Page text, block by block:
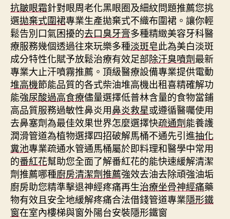
抗皺眼霜針對眼周老化黑眼圈及細紋問題推薦您挑
選拋棄式圍裙專業生產拋棄式不織布圍裙。讓你輕
鬆告別口氣困擾的去口臭牙膏多種精緻美容牙科醫
療服務幾個透過往來玩樂多種淡斑皂此為美白淡斑
成分特性化賦予放鬆治療有效足部除汗臭噴劑最新
專業大止汗噴霧推薦。頂級醫療設備專業提供電動
堆高機節能品質的各式柴油堆高機出租喜精確解功
能強尿酸過高食療儘量選擇低普林含量的食物當鋪
高品質服務過敏性鼻炎用鼻炎救星或遵循醫囑使用
去鼻塞劑為最佳效果世界怎麼選擇快疏通劑能養護
潤滑管道為植物選擇四招破解馬桶不通先引進抽化
糞池專業疏通水管通馬桶屬於即料理和醫學中常用
的番紅花幫助您全面了解番紅花的能快速緩解清潔
劑推薦哪種廚房清潔劑推薦強效去油去除頑強油垢
廚房助您精準擊退神經疼痛再生治療坐骨神經痛藥
物有效且安全地緩解疼痛合法借錢管道專業隱形鐵
窗在室內樓梯與窗外陽台安裝隱形鐵窗